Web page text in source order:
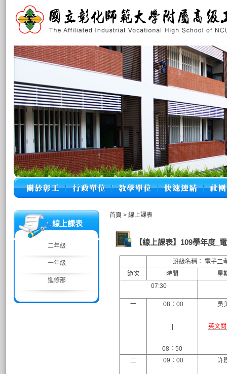
線上課表
二年級
一年級
進修部
首頁 > 線上課表
【線上課表】109學年度_
班級名稱： 電子二
節次
時間
星
07:30
一 08：00
08：50
吳
英文
二 09：00 許